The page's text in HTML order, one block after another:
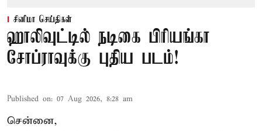
சினிமா செய்திகள்
ஹாலிவுட்டில் நடிகை பிரியங்கா
சோப்ராவுக்கு புதிய படம்!
Published on: 07 Aug 2026, 8:28 am
சென்னை,